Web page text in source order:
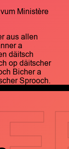
Ministère
aus allen
a
däitsch
op däitscher
Bicher a
Sprooch.